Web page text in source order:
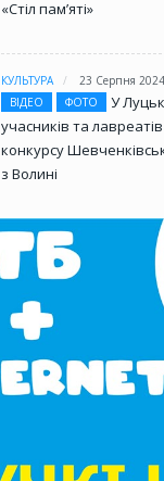
«Стіл памʼяті»
КУЛЬТУРА
23 Серпня
ВІДЕО
ФОТО
У
учасників та
конкурсу
з Волині